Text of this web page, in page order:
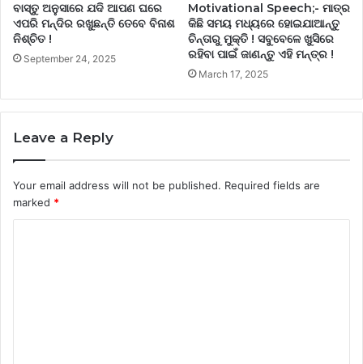
ବାସ୍ତୁ ଅନୁସାରେ ଯଦି ଆପଣ ଘରେ
ଏପରି ମନ୍ଦିର ରଖୁଛନ୍ତି ତେବେ ବିନାଶ
ନିଶ୍ଚିତ !
September 24, 2025
Motivational Speech;- ମାତ୍ର
କିଛି ସମୟ ମଧ୍ୟରେ ହୋଇଯାଆନ୍ତୁ
ଚିନ୍ତାରୁ ମୁକ୍ତି ! ସବୁବେଳେ ଖୁସିରେ
ରହିବା ପାଇଁ ଜାଣନ୍ତୁ ଏହି ମନ୍ତ୍ର !
March 17, 2025
Leave a Reply
Your email address will not be published. Required fields are
marked *